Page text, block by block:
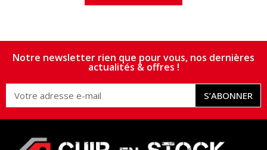
Notre newsletter rien que pour vous, nos dernières
actualités & offres !
S’ABONNER